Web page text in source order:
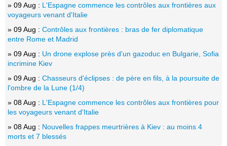
» 09 Aug : L'Espagne commence les contrôles aux frontières aux
voyageurs venant d'Italie
» 09 Aug : Contrôles aux frontières : bras de fer diplomatique
entre Rome et Madrid
» 09 Aug : Un drone explose près d'un gazoduc en Bulgarie, Sofia
incrimine Kiev
» 09 Aug : Chasseurs d'éclipses : de père en fils, à la poursuite de
l'ombre de la Lune (1/4)
» 08 Aug : L'Espagne commence les contrôles aux frontières pour
les voyageurs venant d'Italie
» 08 Aug : Nouvelles frappes meurtrières à Kiev : au moins 4
morts et 7 blessés